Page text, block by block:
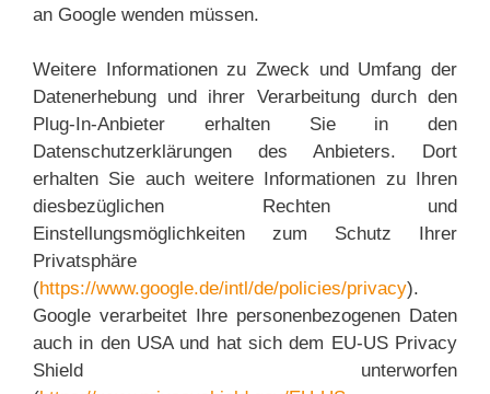
an Google wenden müssen.
Weitere Informationen zu Zweck und Umfang der
Datenerhebung und ihrer Verarbeitung durch den
Plug-In-Anbieter erhalten Sie in den
Datenschutzerklärungen des Anbieters. Dort
erhalten Sie auch weitere Informationen zu Ihren
diesbezüglichen Rechten und
Einstellungsmöglichkeiten zum Schutz Ihrer
Privatsphäre
(https://www.google.de/intl/de/policies/privacy).
Google verarbeitet Ihre personenbezogenen Daten
auch in den USA und hat sich dem EU-US Privacy
Shield unterworfen